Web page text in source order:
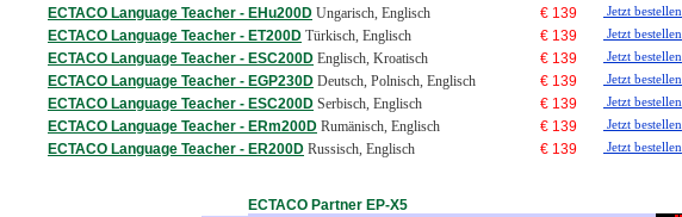
ECTACO Language Teacher - EHu200D Ungarisch, Englisch € 139 Jetzt bestellen
ECTACO Language Teacher - ET200D Türkisch, Englisch € 139 Jetzt bestellen
ECTACO Language Teacher - ESC200D Englisch, Kroatisch € 139 Jetzt bestellen
ECTACO Language Teacher - EGP230D Deutsch, Polnisch, Englisch € 139 Jetzt bestellen
ECTACO Language Teacher - ESC200D Serbisch, Englisch € 139 Jetzt bestellen
ECTACO Language Teacher - ERm200D Rumänisch, Englisch € 139 Jetzt bestellen
ECTACO Language Teacher - ER200D Russisch, Englisch € 139 Jetzt bestellen
ECTACO Partner EP-X5